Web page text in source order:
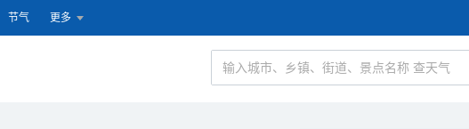
节气 更多